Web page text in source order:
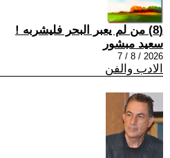
(8) من لم يعبر البحر فليشربه !
سعيد مبشور
2026 / 8 / 7
الادب والفن